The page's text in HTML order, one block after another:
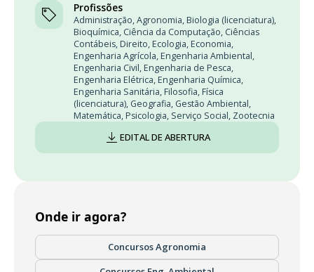
Profissões
Administração,Agronomia, Biologia (licenciatura),
Bioquímica, Ciência da Computação, Ciências
Contábeis, Direito, Ecologia, Economia,
Engenharia Agrícola, Engenharia Ambiental,
Engenharia Civil, Engenharia de Pesca,
Engenharia Elétrica, Engenharia Química,
Engenharia Sanitária, Filosofia, Física
(licenciatura), Geografia, Gestão Ambiental,
Matemática, Psicologia, Serviço Social, Zootecnia
EDITAL DE ABERTURA
Onde ir agora?
Concursos Agronomia